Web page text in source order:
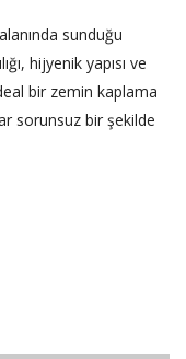
sunduğu
hijyenik yapısı ve
bir zemin kaplama
sorunsuz bir şekilde